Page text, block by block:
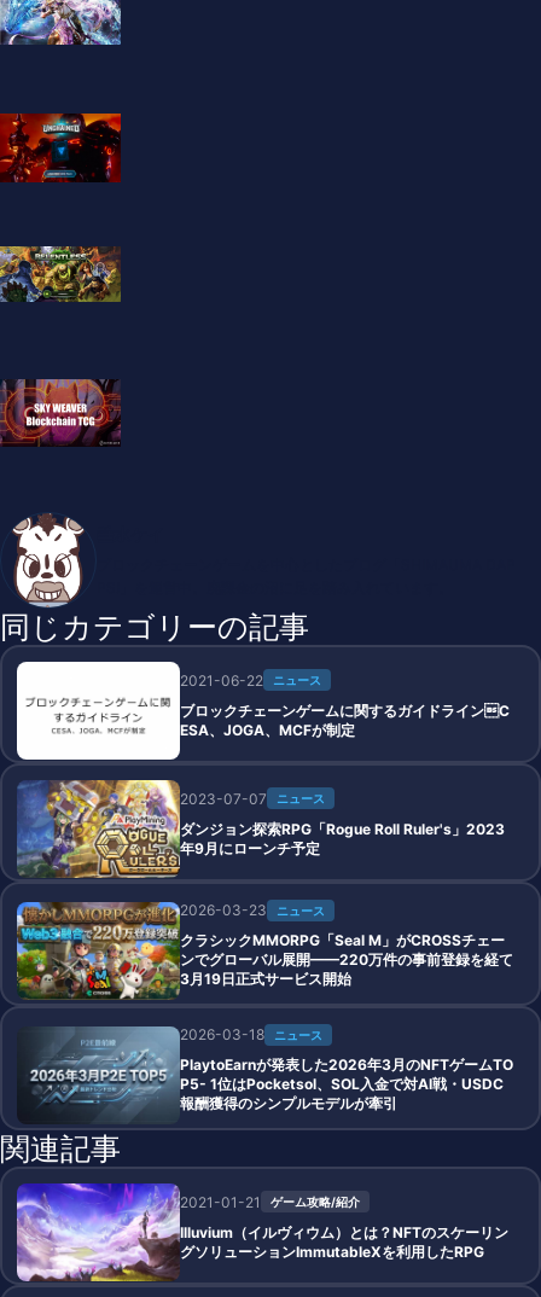
同じカテゴリーの記事
2021-06-22 ニュース
ブロックチェーンゲームに関するガイドラインC
ESA、JOGA、MCFが制定
2023-07-07 ニュース
ダンジョン探索RPG「Rogue Roll Ruler's」2023
年9月にローンチ予定
2026-03-23 ニュース
クラシックMMORPG「Seal M」がCROSSチェー
ンでグローバル展開——220万件の事前登録を経て
3月19日正式サービス開始
2026-03-18 ニュース
PlaytoEarnが発表した2026年3月のNFTゲームTO
P5- 1位はPocketsol、SOL入金で対AI戦・USDC
報酬獲得のシンプルモデルが牽引
関連記事
2021-01-21 ゲーム攻略/紹介
Illuvium（イルヴィウム）とは？NFTのスケーリン
グソリューションImmutableXを利用したRPG